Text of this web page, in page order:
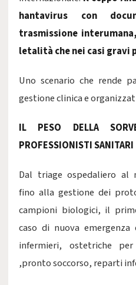
hantavirus con
trasmissione
letalità che nei casi gravi
Uno scenario che rende
gestione clinica e
IL PESO DELLA
PROFESSIONISTI SANITARI
Dal triage ospedaliero al
fino alla gestione dei
campioni biologici, il
caso di nuova
infermieri, ostetriche
,pronto soccorso, reparti